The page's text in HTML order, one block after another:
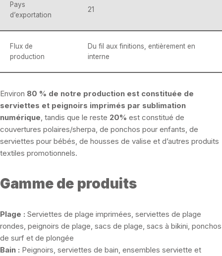
Pays
d’exportation
21
Flux de
production
Du fil aux finitions, entièrement en
interne
Environ 80 % de notre production est constituée de
serviettes et peignoirs imprimés par sublimation
numérique, tandis que le reste 20% est constitué de
couvertures polaires/sherpa, de ponchos pour enfants, de
serviettes pour bébés, de housses de valise et d’autres produits
textiles promotionnels.
Gamme de produits
Plage : Serviettes de plage imprimées, serviettes de plage
rondes, peignoirs de plage, sacs de plage, sacs à bikini, ponchos
de surf et de plongée
Bain : Peignoirs, serviettes de bain, ensembles serviette et